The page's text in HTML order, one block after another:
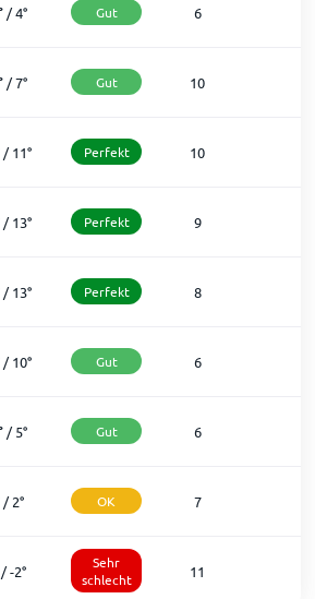
/4° Gut 6
/7° Gut 10
/11° Perfekt 10
/13° Perfekt 9
/13° Perfekt 8
/10° Gut 6
/5° Gut 6
/2° OK 7
-2°
Sehr
schlecht
11